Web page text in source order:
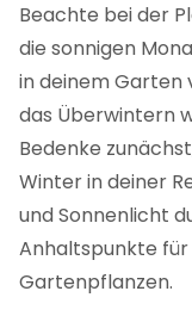
Beachte bei der
die sonnigen
in deinem
das Überwintern
Bedenke
Winter in deiner
und Sonnenlicht
Anhaltspunkte für
Gartenpflanzen.